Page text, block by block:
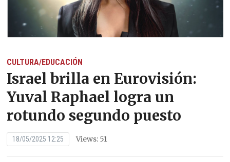
CULTURA/EDUCACIÓN
Israel brilla en Eurovisión:
Yuval Raphael logra un
rotundo segundo puesto
18/05/2025 12:25 Views: 51